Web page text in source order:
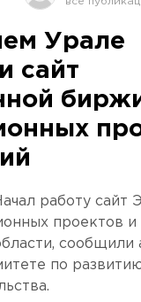
Урале
сайт
работу сайт
проектов и
сообщили
по